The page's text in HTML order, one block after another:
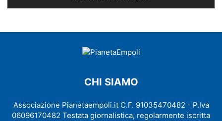
CHI SIAMO
Associazione Pianetaempoli.it C.F. 91035470482 - P.Iva
06096170482 Testata giornalistica, regolarmente iscritta